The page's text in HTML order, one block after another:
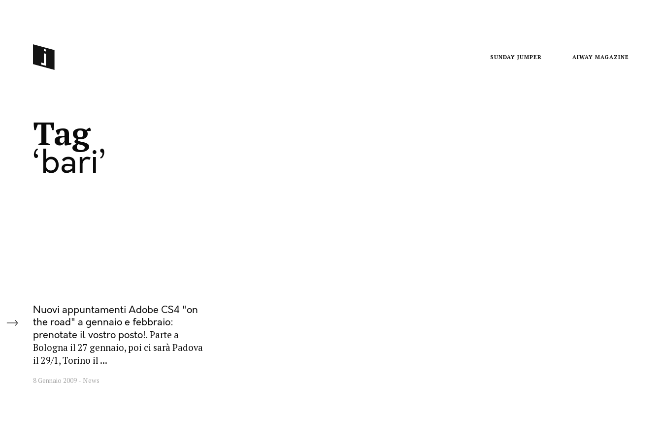
SUNDAY JUMPER AIWAY MAGAZINE
Tag
bari
Nuovi appuntamenti Adobe CS4 "on
the road" a gennaio e febbraio:
prenotate il vostro posto! Parte a
Bologna il 27 gennaio, poi ci sarà Padova
il 29/1, Torino il ...
8 Gennaio 2009 News